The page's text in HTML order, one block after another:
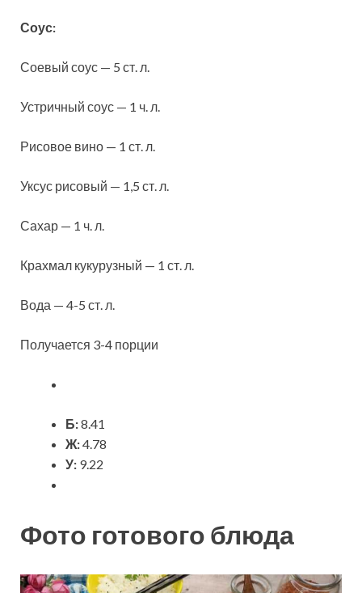
Соус:
Соевый соус — 5 ст. л.
Устричный соус — 1 ч. л.
Рисовое вино — 1 ст. л.
Уксус рисовый — 1,5 ст. л.
Сахар — 1 ч. л.
Крахмал кукурузный — 1 ст. л.
Вода — 4-5 ст. л.
Получается 3-4 порции
Б:8.41
Ж:4.78
У: 9.22
Фото готового блюда